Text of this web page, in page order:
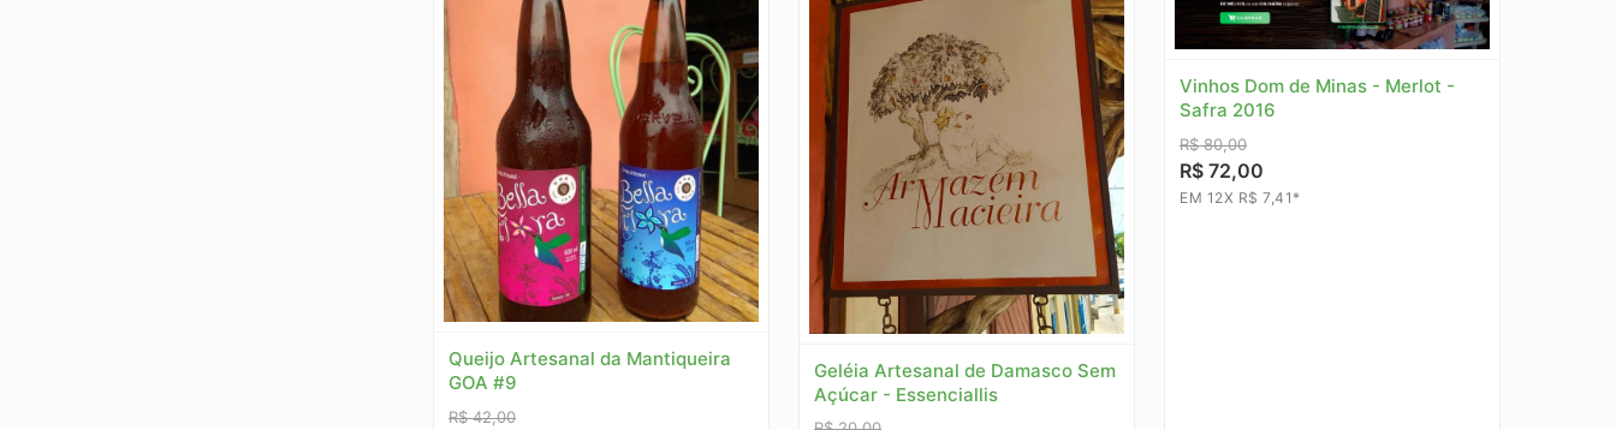
Queijo Artesanal da Mantiqueira
GOA #9
R$ 42,00
Geléia Artesanal de Damasco Sem
Açúcar - Essenciallis
Vinhos Dom de Minas - Merlot -
Safra 2016
R$ 80,00
R$ 72,00
EM 12X R$ 7,41*